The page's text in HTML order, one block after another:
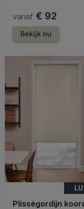
vanaf € 92
Bekijk nu
Plisségordijn